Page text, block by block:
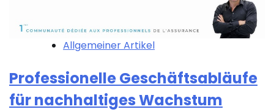
Allgemeiner Artikel
Professionelle Geschäftsabläufe
für nachhaltiges Wachstum